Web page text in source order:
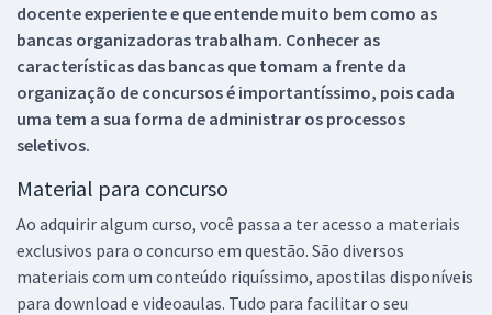
docente experiente e que entende muito bem como as
bancas organizadoras trabalham. Conhecer as
características das bancas que tomam a frente da
organização de concursos é importantíssimo, pois cada
uma tem a sua forma de administrar os processos
seletivos.
Material para concurso
Ao adquirir algum curso, você passa a ter acesso a materiais
exclusivos para o concurso em questão. São diversos
materiais com um conteúdo riquíssimo, apostilas disponíveis
para download e videoaulas. Tudo para facilitar o seu